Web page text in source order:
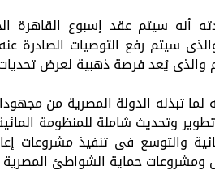
أنه سيتم عقد إسبوع القاهرة
والذى يُعد فرصة ذهبية لعرض
لما تبذله الدولة المصرية من
وتحديث شاملة للمنظومة
والتوسع فى تنفيذ مشروعات
ومشروعات حماية الشواطئ المصرية